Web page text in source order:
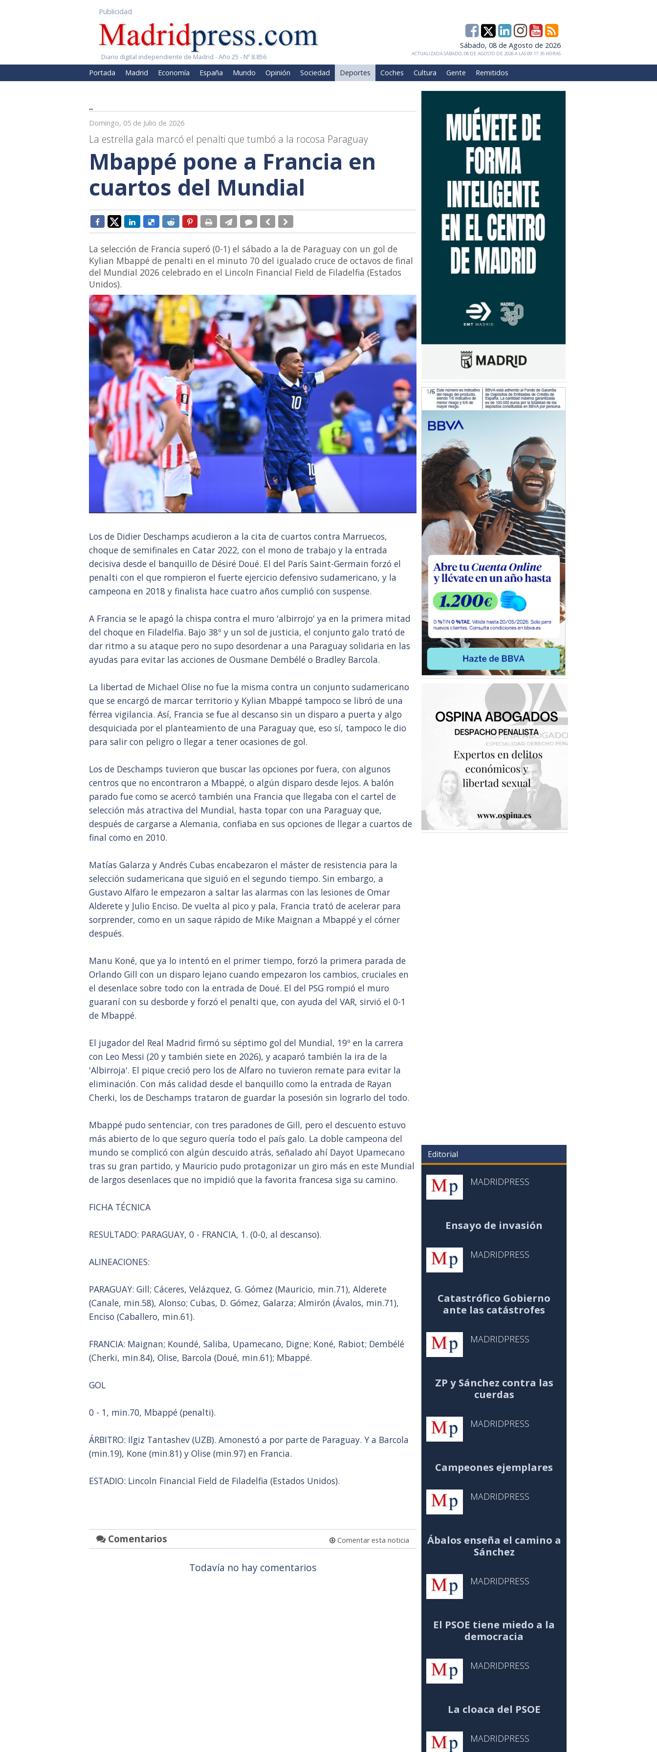
Publicidad
Diario digital independiente de Madrid - Año 25 - Nº 8.856
Sábado, 08 de Agosto de 2026
ACTUALIZADA SÁBADO, 08 DE AGOSTO DE 2026 A LAS 09:17:35 HORAS
Portada Madrid Economía España Mundo Opinión Sociedad Deportes Coches Cultura Gente Remitidos
..
Domingo, 05 de Julio de 2026
La estrella gala marcó el penalti que tumbó a la rocosa Paraguay
Mbappé pone a Francia en
cuartos del Mundial
La selección de Francia superó (0-1) el sábado a la de Paraguay con un gol de
Kylian Mbappé de penalti en el minuto 70 del igualado cruce de octavos de final
del Mundial 2026 celebrado en el Lincoln Financial Field de Filadelfia (Estados
Unidos).
Los de Didier Deschamps acudieron a la cita de cuartos contra Marruecos,
choque de semifinales en Catar 2022, con el mono de trabajo y la entrada
decisiva desde el banquillo de Désiré Doué. El del París Saint-Germain forzó el
penalti con el que rompieron el fuerte ejercicio defensivo sudamericano, y la
campeona en 2018 y finalista hace cuatro años cumplió con suspense.
A Francia se le apagó la chispa contra el muro 'albirrojo' ya en la primera mitad
del choque en Filadelfia. Bajo 38º y un sol de justicia, el conjunto galo trató de
dar ritmo a su ataque pero no supo desordenar a una Paraguay solidaria en las
ayudas para evitar las acciones de Ousmane Dembélé o Bradley Barcola.
La libertad de Michael Olise no fue la misma contra un conjunto sudamericano
que se encargó de marcar territorio y Kylian Mbappé tampoco se libró de una
férrea vigilancia. Así, Francia se fue al descanso sin un disparo a puerta y algo
desquiciada por el planteamiento de una Paraguay que, eso sí, tampoco le dio
para salir con peligro o llegar a tener ocasiones de gol.
Los de Deschamps tuvieron que buscar las opciones por fuera, con algunos
centros que no encontraron a Mbappé, o algún disparo desde lejos. A balón
parado fue como se acercó también una Francia que llegaba con el cartel de
selección más atractiva del Mundial, hasta topar con una Paraguay que,
después de cargarse a Alemania, confiaba en sus opciones de llegar a cuartos de
final como en 2010.
Matías Galarza y Andrés Cubas encabezaron el máster de resistencia para la
selección sudamericana que siguió en el segundo tiempo. Sin embargo, a
Gustavo Alfaro le empezaron a saltar las alarmas con las lesiones de Omar
Alderete y Julio Enciso. De vuelta al pico y pala, Francia trató de acelerar para
sorprender, como en un saque rápido de Mike Maignan a Mbappé y el córner
después.
Manu Koné, que ya lo intentó en el primer tiempo, forzó la primera parada de
Orlando Gill con un disparo lejano cuando empezaron los cambios, cruciales en
el desenlace sobre todo con la entrada de Doué. El del PSG rompió el muro
guaraní con su desborde y forzó el penalti que, con ayuda del VAR, sirvió el 0-1
de Mbappé.
El jugador del Real Madrid firmó su séptimo gol del Mundial, 19º en la carrera
con Leo Messi (20 y también siete en 2026), y acaparó también la ira de la
'Albirroja'. El pique creció pero los de Alfaro no tuvieron remate para evitar la
eliminación. Con más calidad desde el banquillo como la entrada de Rayan
Cherki, los de Deschamps trataron de guardar la posesión sin lograrlo del todo.
Mbappé pudo sentenciar, con tres paradones de Gill, pero el descuento estuvo
más abierto de lo que seguro quería todo el país galo. La doble campeona del
mundo se complicó con algún descuido atrás, señalado ahí Dayot Upamecano
tras su gran partido, y Mauricio pudo protagonizar un giro más en este Mundial
de largos desenlaces que no impidió que la favorita francesa siga su camino.
FICHA TÉCNICA
RESULTADO: PARAGUAY, 0 - FRANCIA, 1. (0-0, al descanso).
ALINEACIONES:
PARAGUAY: Gill; Cáceres, Velázquez, G. Gómez (Mauricio, min.71), Alderete
(Canale, min.58), Alonso; Cubas, D. Gómez, Galarza; Almirón (Ávalos, min.71),
Enciso (Caballero, min.61).
FRANCIA: Maignan; Koundé, Saliba, Upamecano, Digne; Koné, Rabiot; Dembélé
(Cherki, min.84), Olise, Barcola (Doué, min.61); Mbappé.
GOL
0 - 1, min.70, Mbappé (penalti).
ÁRBITRO: Ilgiz Tantashev (UZB). Amonestó a por parte de Paraguay. Y a Barcola
(min.19), Kone (min.81) y Olise (min.97) en Francia.
ESTADIO: Lincoln Financial Field de Filadelfia (Estados Unidos).
Comentarios Comentar esta noticia
Todavía no hay comentarios
Editorial
MADRIDPRESS
Ensayo de invasión
MADRIDPRESS
Catastrófico Gobierno
ante las catástrofes
MADRIDPRESS
ZP y Sánchez contra las
cuerdas
MADRIDPRESS
Campeones ejemplares
MADRIDPRESS
Ábalos enseña el camino a
Sánchez
MADRIDPRESS
El PSOE tiene miedo a la
democracia
MADRIDPRESS
La cloaca del PSOE
MADRIDPRESS